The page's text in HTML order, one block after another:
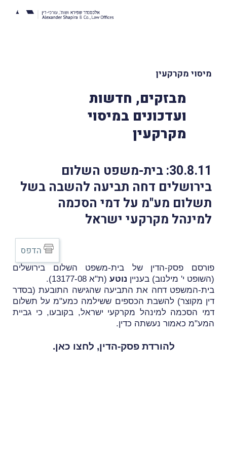
מיסוי מקרקעין
מבזקים, חדשות
ועדכונים במיסוי
מקרקעין
30.8.11: בית-משפט השלום
בירושלים דחה תביעה להשבה בשל
תשלום מע"מ על דמי הסכמה
למינהל מקרקעי ישראל
פורסם פסק-הדין של בית-משפט השלום בירושלים
(השופט י' מילנוב) בעניין נוטע (ת"א 13177-08).
בית-המשפט דחה את התביעה שהגישה התובעת (בסדר
דין מקוצר) להשבת הכספים ששילמה כמע"מ על תשלום
דמי הסכמה למינהל מקרקעי ישראל, בקובעו, כי גביית
המע"מ כאמור נעשתה כדין.
להורדת פסק-הדין, לחצו כאן.